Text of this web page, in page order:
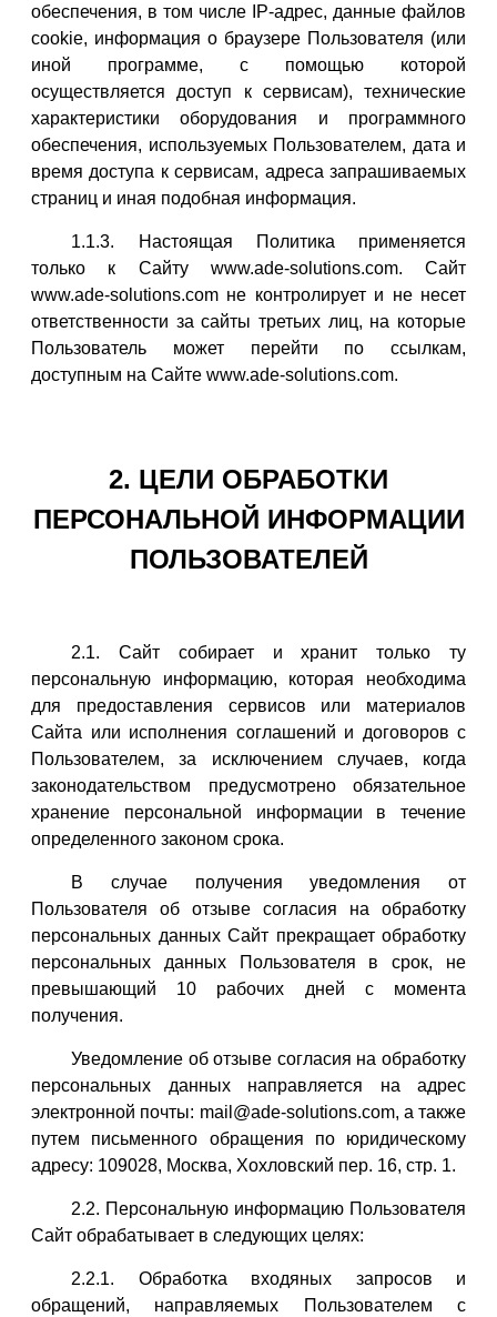
обеспечения, в том числе IP-адрес, данные файлов
cookie, информация о браузере Пользователя (или
иной программе, с помощью которой
осуществляется доступ к сервисам), технические
характеристики оборудования и программного
обеспечения, используемых Пользователем, дата и
время доступа к сервисам, адреса запрашиваемых
страниц и иная подобная информация.
1.1.3. Настоящая Политика применяется
только к Сайту www.ade-solutions.com. Сайт
www.ade-solutions.com не контролирует и не несет
ответственности за сайты третьих лиц, на которые
Пользователь может перейти по ссылкам,
доступным на Сайте www.ade-solutions.com.
2. ЦЕЛИ ОБРАБОТКИ
ПЕРСОНАЛЬНОЙ ИНФОРМАЦИИ
ПОЛЬЗОВАТЕЛЕЙ
2.1. Сайт собирает и хранит только ту
персональную информацию, которая необходима
для предоставления сервисов или материалов
Сайта или исполнения соглашений и договоров с
Пользователем, за исключением случаев, когда
законодательством предусмотрено обязательное
хранение персональной информации в течение
определенного законом срока.
В случае получения уведомления от
Пользователя об отзыве согласия на обработку
персональных данных Сайт прекращает обработку
персональных данных Пользователя в срок, не
превышающий 10 рабочих дней с момента
получения.
Уведомление об отзыве согласия на обработку
персональных данных направляется на адрес
электронной почты: mail@ade-solutions.com, а также
путем письменного обращения по юридическому
адресу: 109028, Москва, Хохловский пер. 16, стр. 1.
2.2. Персональную информацию Пользователя
Сайт обрабатывает в следующих целях:
2.2.1. Обработка входяных запросов и
обращений, направляемых Пользователем с